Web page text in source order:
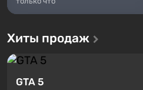
Хиты продаж
GTA 5